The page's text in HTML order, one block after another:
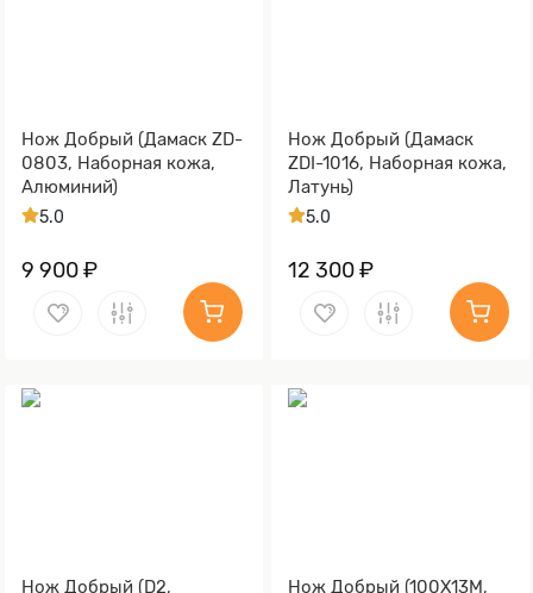
Нож Добрый (Дамаск ZD-
0803, Наборная кожа,
Алюминий)
5.0
9 900 ₽
Нож Добрый (Дамаск
ZDI-1016, Наборная кожа,
Латунь)
5.0
12 300 ₽
Нож Добрый (D2, Нож Добрый (100Х13М,